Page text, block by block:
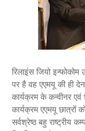
रिलाइंस जियो
पर है वह एएमयू की ही
कार्यक्रम के कन्वीनर
कार्यक्रम एएमयू
सर्वश्रेष्ठ बहु राष्ट्रीय